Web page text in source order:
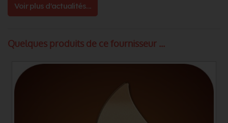
Voir plus d'actualités...
Quelques produits de ce fournisseur ...